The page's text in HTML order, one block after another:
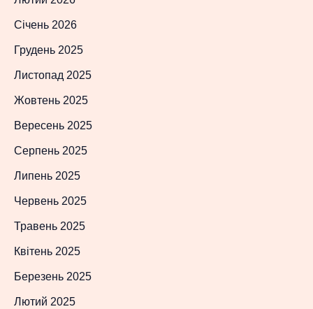
Січень 2026
Грудень 2025
Листопад 2025
Жовтень 2025
Вересень 2025
Серпень 2025
Липень 2025
Червень 2025
Травень 2025
Квітень 2025
Березень 2025
Лютий 2025